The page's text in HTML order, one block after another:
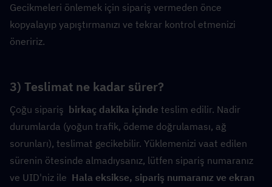
Gecikmeleri önlemek için sipariş vermeden önce
kopyalayıp yapıştırmanızı ve tekrar kontrol etmenizi
öneririz.
3) Teslimat ne kadar sürer?
Çoğu sipariş birkaç dakika içinde teslim edilir. Nadir
durumlarda (yoğun trafik, ödeme doğrulaması, ağ
sorunları), teslimat gecikebilir. Yüklemenizi vaat edilen
sürenin ötesinde almadıysanız, lütfen sipariş numaranız
ve UID'niz ile Hala eksikse, sipariş numaranız ve ekran